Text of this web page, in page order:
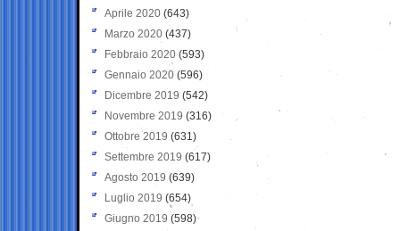
Aprile 2020 (643)
Marzo 2020 (437)
Febbraio 2020 (593)
Gennaio 2020 (596)
Dicembre 2019 (542)
Novembre 2019 (316)
Ottobre 2019 (631)
Settembre 2019 (617)
Agosto 2019 (639)
Luglio 2019 (654)
Giugno 2019 (598)